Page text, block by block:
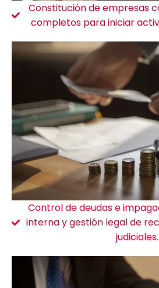
Constitución de empresas
completos para iniciar
Control de deudas e
interna y gestión legal de
judiciales.